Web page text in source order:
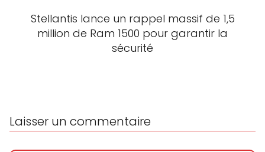
Stellantis lance un rappel massif de 1,5
million de Ram 1500 pour garantir la
sécurité
Laisser un commentaire